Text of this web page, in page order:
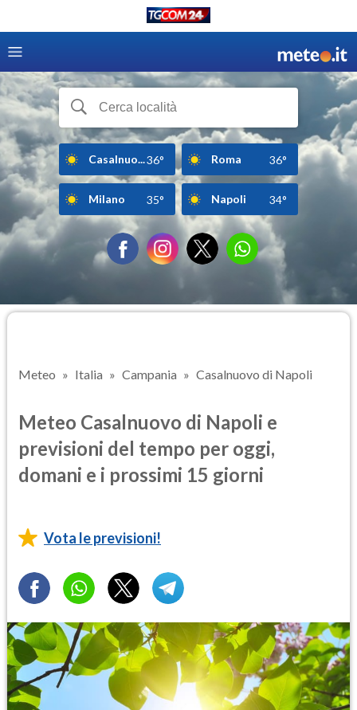
Casalnuo...36° Roma 36°
Milano 35° Napoli 34°
Meteo Italia Campania Casalnuovo di Napoli
Meteo Casalnuovo di Napoli e
previsioni del tempo per oggi,
domani e i prossimi 15 giorni
Vota le previsioni!